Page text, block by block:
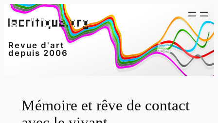
Aller
au
Revue d'art
depuis 2006
Mémoire et rêve de contact